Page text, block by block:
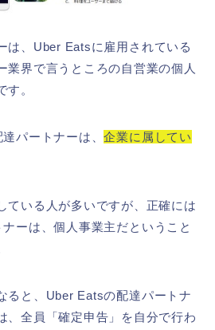
は、Uber Eatsに雇用されている
業界で言うところの自営業の個人
す。
パートナーは、企業に属してい
ている人が多いですが、正確には
ーは、個人事業主だということ
ると、Uber Eatsの配達パートナ
、全員「確定申告」を自分で行わ